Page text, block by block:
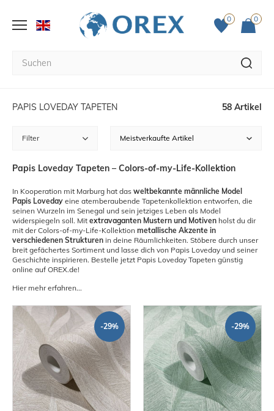
0 0
PAPIS LOVEDAY TAPETEN 58 Artikel
Filter
Papis Loveday Tapeten – Colors-of-my-Life-Kollektion
In Kooperation mit Marburg hat das weltbekannte männliche Model
Papis Loveday eine atemberaubende Tapetenkollektion entworfen, die
seinen Wurzeln im Senegal und sein jetziges Leben als Model
widerspiegeln soll. Mit extravaganten Mustern und Motiven holst du dir
mit der Colors-of-my-Life-Kollektion metallische Akzente in
verschiedenen Strukturen in deine Räumlichkeiten. Stöbere durch unser
breit gefächertes Sortiment und lasse dich von Papis Loveday und seiner
Geschichte inspirieren. Bestelle jetzt Papis Loveday Tapeten günstig
online auf OREX.de!
Hier mehr erfahren...
-29% -29%